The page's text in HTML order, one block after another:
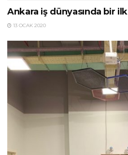
Ankara iş dünyasında bir ilk
13 OCAK 2020